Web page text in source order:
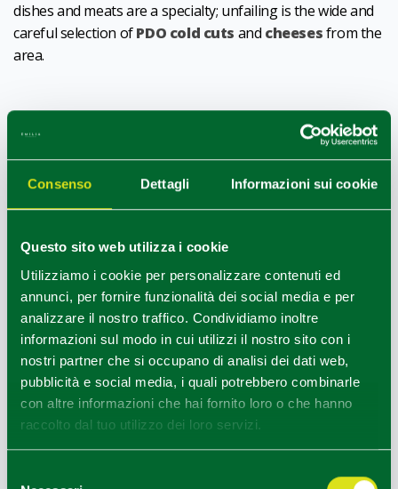
Consenso Dettagli Informazioni sui cookie
Questo sito web utilizza i cookie
Utilizziamo i cookie per personalizzare contenuti ed
annunci, per fornire funzionalità dei social media e per
analizzare il nostro traffico. Condividiamo inoltre
informazioni sul modo in cui utilizzi il nostro sito con i
nostri partner che si occupano di analisi dei dati web,
pubblicità e social media, i quali potrebbero combinarle
con altre informazioni che hai fornito loro o che hanno
raccolto dal tuo utilizzo dei loro servizi.
dishes and meats are a specialty; unfailing is the wide and
careful selection ofPDO cold cuts and cheesesfrom the
area.
HOW TO GET
−